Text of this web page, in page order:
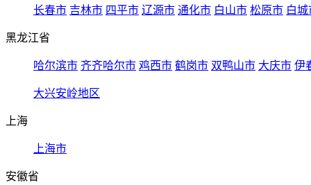
长春市 吉林市 四平市 辽源市 通化市 白山市 松原市 白城
黑龙江省
哈尔滨市 齐齐哈尔市 鸡西市 鹤岗市 双鸭山市 大庆市 伊
大兴安岭地区
上海
上海市
安徽省